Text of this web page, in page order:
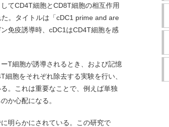
てCD4T細胞とCD8T細胞の相互作用
。タイトルは「cDC1 prime and are
免疫誘導時、cDC1はCD4T細胞を感
T細胞が誘導されるとき、および記憶
胞をそれぞれ除去する実験を行い、
。これは重要なことで、例えば単独
か心配になる。
明らかにされている。この研究で